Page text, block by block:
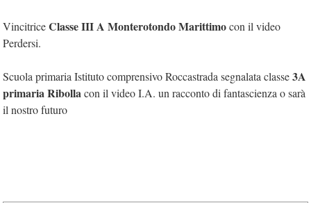
VincitriceClasse III A Monterotondo Marittimocon il video
Perdersi.
Scuola primaria Istituto comprensivo Roccastrada segnalata classe3A
primaria Ribollacon il video I.A. un racconto di fantascienza o sarà
il nostro futuro